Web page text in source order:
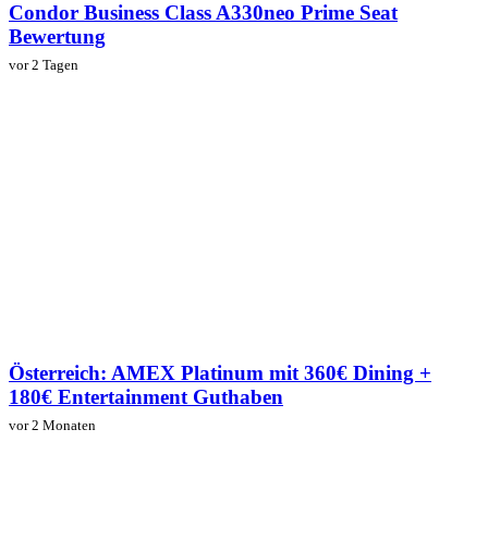
Condor Business Class A330neo Prime Seat
Bewertung
vor 2 Tagen
Österreich: AMEX Platinum mit 360€ Dining +
180€ Entertainment Guthaben
vor 2 Monaten